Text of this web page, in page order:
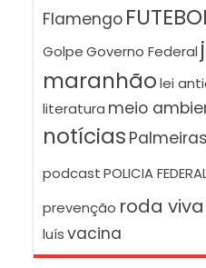
Flamengo
GolpeGoverno Federal
maranhãolei
literatura meio
notícias Palmeiras
podcastPOLICIA
prevenção roda viva
luísvacina